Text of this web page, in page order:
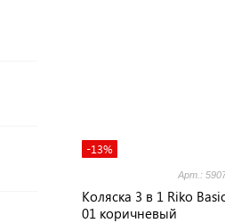
-13%
Арт.:
Коляска 3 в 1 Riko
01 коричневый